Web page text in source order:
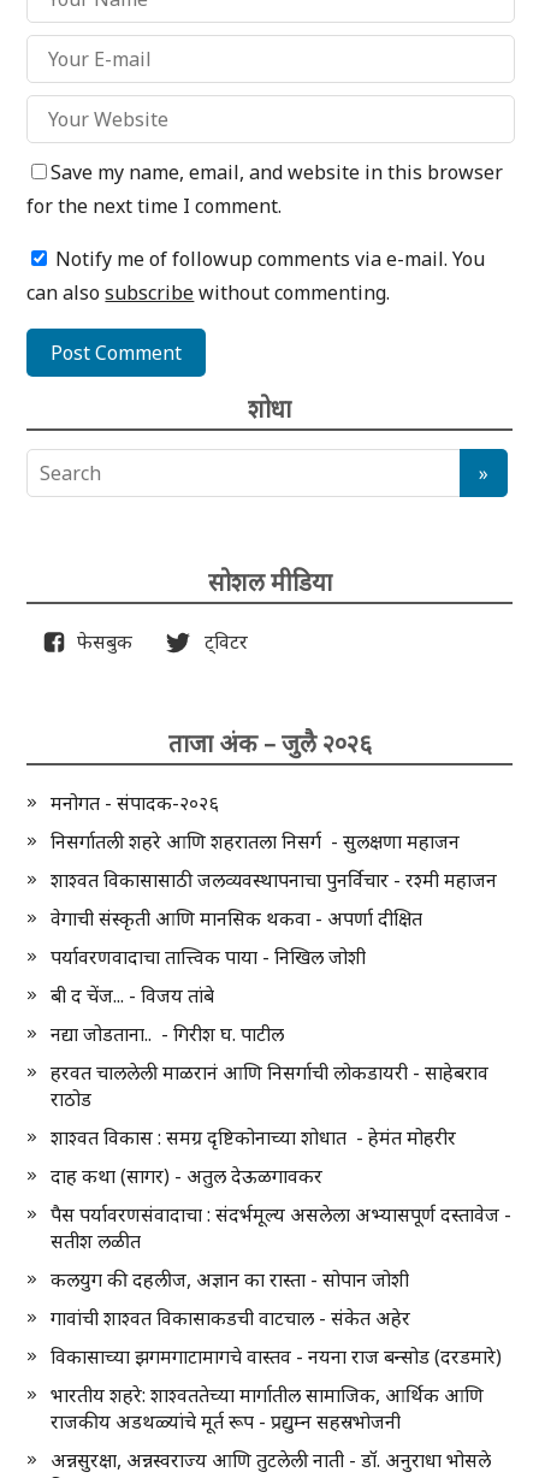
Save my name, email, and website in this browser
for the next time I comment.
Notify me of followup comments via e-mail. You
can alsosubscribewithout commenting.
शोधा
सोशल मीडिया
फेसबुक ट्विटर
ताजा अंक – जुलै २०२६
मनोगत - संपादक-२०२६
निसर्गातली शहरे आणि शहरातला निसर्ग - सुलक्षणा महाजन
शाश्वत विकासासाठी जलव्यवस्थापनाचा पुनर्विचार - रश्मी महाजन
वेगाची संस्कृती आणि मानसिक थकवा - अपर्णा दीक्षित
पर्यावरणवादाचा तात्त्विक पाया - निखिल जोशी
बी द चेंज... - विजय तांबे
नद्या जोडताना.. - गिरीश घ. पाटील
हरवत चाललेली माळरानं आणि निसर्गाची लोकडायरी - साहेबराव
राठोड
शाश्वत विकास : समग्र दृष्टिकोनाच्या शोधात - हेमंत मोहरीर
दाह कथा (सागर) - अतुल देऊळगावकर
पैस पर्यावरणसंवादाचा : संदर्भमूल्य असलेला अभ्यासपूर्ण दस्तावेज -
सतीश लळीत
कलयुग की दहलीज, अज्ञान का रास्ता - सोपान जोशी
गावांची शाश्वत विकासाकडची वाटचाल - संकेत अहेर
विकासाच्या झगमगाटामागचे वास्तव - नयना राज बन्सोड (दरडमारे)
भारतीय शहरे: शाश्वततेच्या मार्गातील सामाजिक, आर्थिक आणि
राजकीय अडथळ्यांचे मूर्त रूप - प्रद्युम्न सहस्रभोजनी
अन्नसुरक्षा, अन्नस्वराज्य आणि तुटलेली नाती - डॉ. अनुराधा भोसले